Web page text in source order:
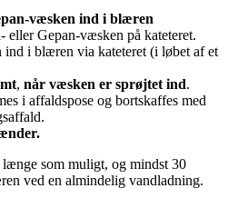
væsken ind i blæren
eller Gepan-væsken på kateteret.
ind i blæren via kateteret (i løbet af et
, når væsken er sprøjtet ind.
i affaldspose og bortskaffes med
som muligt, og mindst 30
ved en almindelig vandladning.